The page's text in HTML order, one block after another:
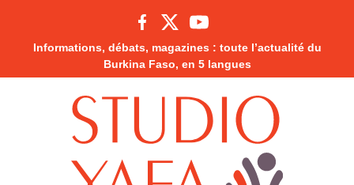
Informations, débats, magazines : toute l’actualité du
Burkina Faso, en 5 langues